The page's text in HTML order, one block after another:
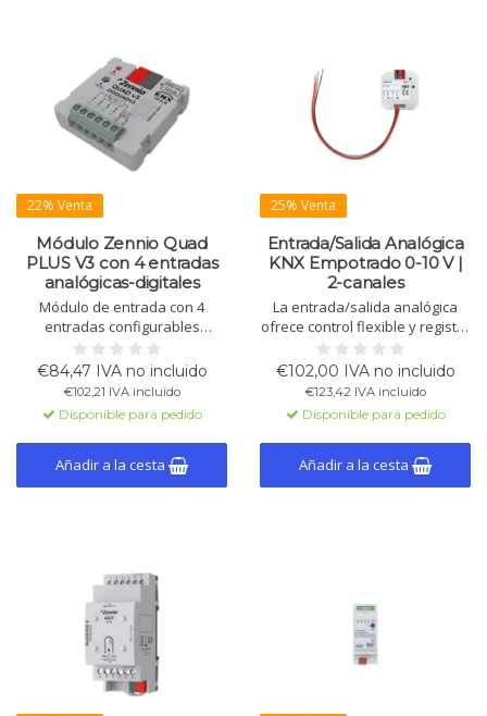
22% Venta
Módulo Zennio Quad
PLUS V3 con 4 entradas
analógicas-digitales
Módulo de entrada con 4
entradas configurables
analógicas/digitales y 4
termostatos. Funciona sin
fuente externa. Diseño
compacto y fácil instalación.
€84,47 IVA no incluido
€102,21 IVA incluido
Disponible para pedido
Añadir a la cesta
25% Venta
Entrada/Salida Analógica
KNX Empotrado 0-10 V |
2-canales
La entrada/salida analógica
ofrece control flexible y registro
de datos para dispositivos con
señales de 0-10V, como
sistemas de ventilación y
sensores. Cada canal se puede
configurar de forma
independiente como entrada o
salida.
€102,00 IVA no incluido
€123,42 IVA incluido
Disponible para pedido
Añadir a la cesta